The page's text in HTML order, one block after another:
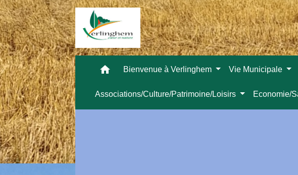
home Bienvenue à Verlinghem Vie Municipale
Associations/Culture/Patrimoine/Loisirs Economie/